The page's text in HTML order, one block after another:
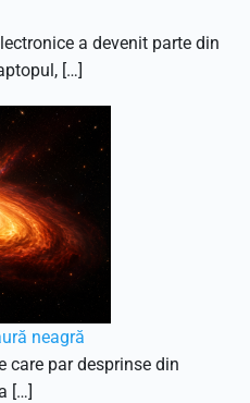
a devenit parte din
[…]
neagră
care par desprinse din
[…]